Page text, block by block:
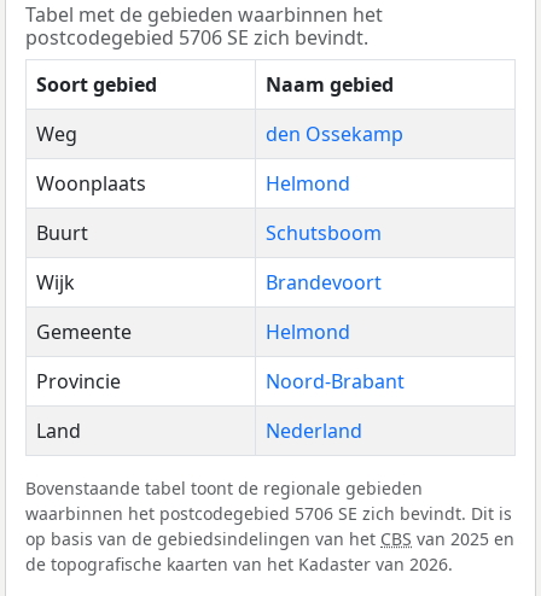
Tabel met de gebieden waarbinnen het
postcodegebied 5706 SE zich bevindt.
Soort gebied
Naam gebied
Weg
den Ossekamp
Woonplaats
Helmond
Buurt
Schutsboom
Wijk
Brandevoort
Gemeente
Helmond
Provincie
Noord-Brabant
Land
Nederland
Bovenstaande tabel toont de regionale gebieden
waarbinnen het postcodegebied 5706 SE zich bevindt. Dit is
op basis van de gebiedsindelingen van het CBS van 2025 en
de topografische kaarten van het Kadaster van 2026.